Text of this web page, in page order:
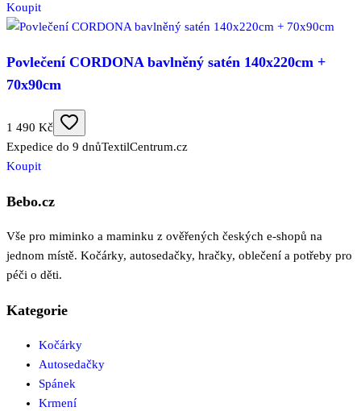
Koupit
Povlečení CORDONA bavlněný satén 140x220cm +
70x90cm
1 490 Kč
Expedice do 9 dnůTextilCentrum.cz
Koupit
Bebo.cz
Vše pro miminko a maminku z ověřených českých e-shopů na
jednom místě. Kočárky, autosedačky, hračky, oblečení a potřeby pro
péči o děti.
Kategorie
Kočárky
Autosedačky
Spánek
Krmení